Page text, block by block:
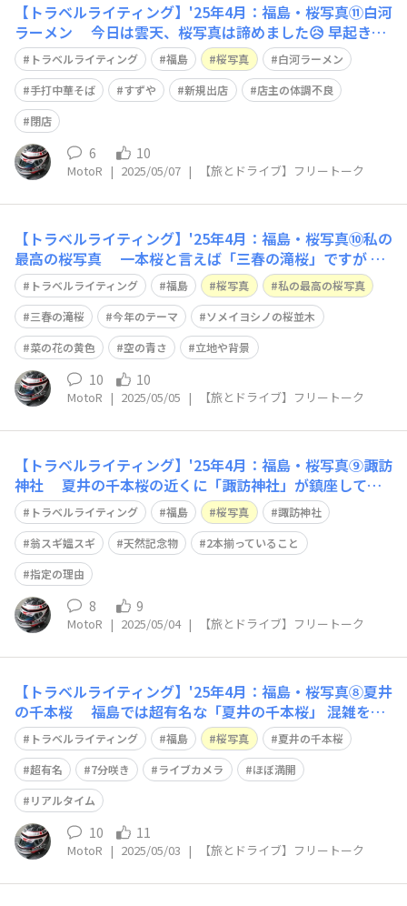
【トラベルライティング】'25年4月：福島・桜写真⑪白河
ラーメン 今日は雲天、桜写真は諦めました😥 早起きし
て、何やらお腹が空いて来たので ラーメン屋を探して、
市街地へ 山荘に向けて、帰路の途中 白河手打中華そば
「すずや」 で昼食を取ることにします😀 昨年9月に新
規出店のお店だそうで 食
トラベルライティング 福島 桜写真
白河ラーメン
手打中華そば
すずや 新規出店
店主の体調不良
閉店
6 10
MotoR | 2025/05/07 | 【旅とドライブ】フリートーク
【トラベルライティング】'25年4月：福島・桜写真⑩私の
最高の桜写真 一本桜と言えば「三春の滝桜」ですが 今
年のテーマは、ソメイヨシノの桜並木😀 桜並木を求め
て名所をあちらこちらと、さ迷いましたが 晴れていて
も、空の青さが足りません… ソメイヨシノは、どうして
も淡色で 菜の花の黄色、空の青さ
トラベルライティング 福島 桜写真
私の最高の桜写真
三春の滝桜
今年のテーマ
ソメイヨシノの桜並木
菜の花の黄色
空の青さ 立地や背景
10 10
MotoR | 2025/05/05 | 【旅とドライブ】フリートーク
【トラベルライティング】'25年4月：福島・桜写真⑨諏訪
神社 夏井の千本桜の近くに「諏訪神社」が鎮座してい
ます😀 周りに観光地らしい場所もなく、千本桜のおか
げ？ と思っていました… 観光客の皆さん、当然の如く
参拝へ 釣られて、MotoR夫婦も 鳥居をくぐり、社務所の
脇を通ると 正面に、大きな
トラベルライティング 福島 桜写真
諏訪神社
翁スギ媼スギ
天然記念物
2本揃っていること
指定の理由
8 9
MotoR | 2025/05/04 | 【旅とドライブ】フリートーク
【トラベルライティング】'25年4月：福島・桜写真⑧夏井
の千本桜 福島では超有名な「夏井の千本桜」 混雑を予
想して、昨年は諦めましたが 昨日は、まだ7分咲きとの情
報が🙄 ところがライブカメラでは、ほぼ満開🌸 リアルタ
イムから1日遅れが、情報番組です 今がチャンスと、現
地に8時着を狙って出発し
トラベルライティング 福島 桜写真
夏井の千本桜
超有名
7分咲き ライブカメラ
ほぼ満開
リアルタイム
10 11
MotoR | 2025/05/03 | 【旅とドライブ】フリートーク